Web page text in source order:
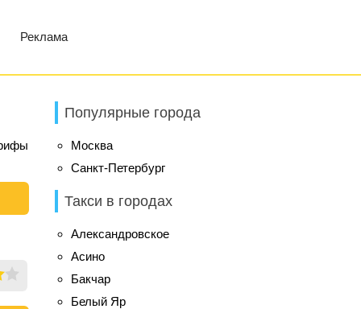
Реклама
Популярные города
Москва
Санкт-Петербург
Такси в городах
Александровское
Асино
Бакчар
Белый Яр